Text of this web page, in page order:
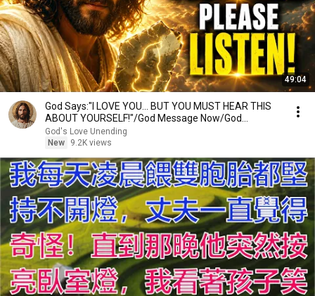
49:04
God Says:"I LOVE YOU... BUT YOU MUST HEAR THIS
ABOUT YOURSELF!"/God Message Now/God
Message
God's Love Unending
New
9.2K views